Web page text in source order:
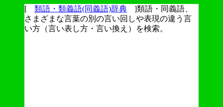
[ 類語・類義語(同義語)辞典
]類語・同義語、
さまざまな言葉の別の言い回しや表現の違う言
い方（言い表し方・言い換え）を検索。